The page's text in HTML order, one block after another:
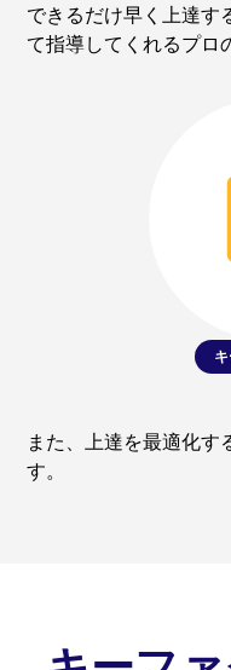
できるだけ早く上達す
て指導してくれるプロ
また、上達を最適化す
す。